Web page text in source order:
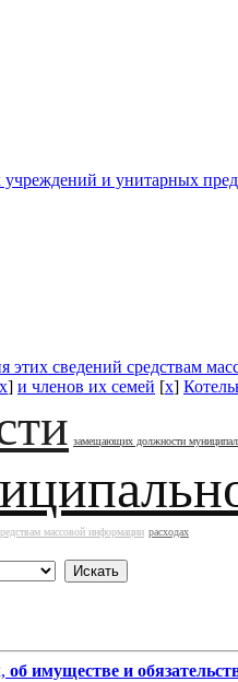
и унитарных
этих сведений средствам
x] и членов их семей [x]
замещающих должности
массовой информации расходах
об имуществе и